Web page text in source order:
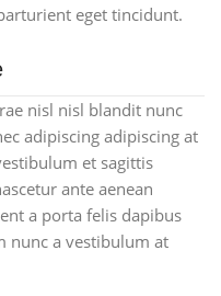
eget tincidunt.
nisl nisl blandit nunc
adipiscing adipiscing at
et sagittis
ante aenean
a porta felis dapibus
nunc a vestibulum at